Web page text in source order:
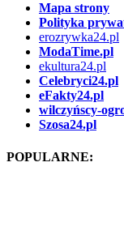
Mapa strony
Polityka
erozrywka24.pl
ModaTime.pl
ekultura24.pl
Celebryci24.pl
eFakty24.pl
wilczyńscy-
Szosa24.pl
POPULARNE: